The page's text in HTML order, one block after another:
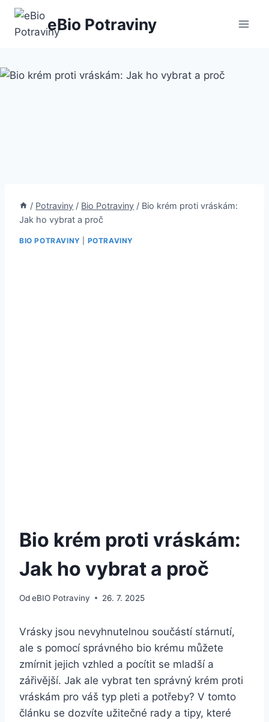
Přeskočit
obsah
eBio Potraviny
/ Potraviny / Bio Potraviny / Bio krém proti vráskám:
Jak ho vybrat a proč
BIO POTRAVINY POTRAVINY
Bio krém proti vráskám:
Jak ho vybrat a proč
OdeBIO Potraviny 26. 7. 2025
Vrásky jsou nevyhnutelnou součástí‌ stárnutí,
ale s ⁢pomocí správného‍ bio krému můžete
‌zmírnit‌ jejich vzhled a pocítit se⁤ mladší a⁤
zářivější. Jak ale vybrat ten správný krém ⁢proti
vráskám pro váš typ pleti a​ potřeby?⁤ V tomto
článku se dozvíte užitečné ​rady a tipy, které